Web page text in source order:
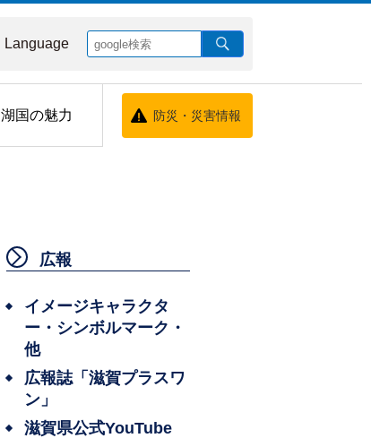
Language
湖国の魅力 防災・災害情報
広報
イメージキャラクタ
ー・シンボルマーク・
他
広報誌「滋賀プラスワ
ン」
滋賀県公式YouTube